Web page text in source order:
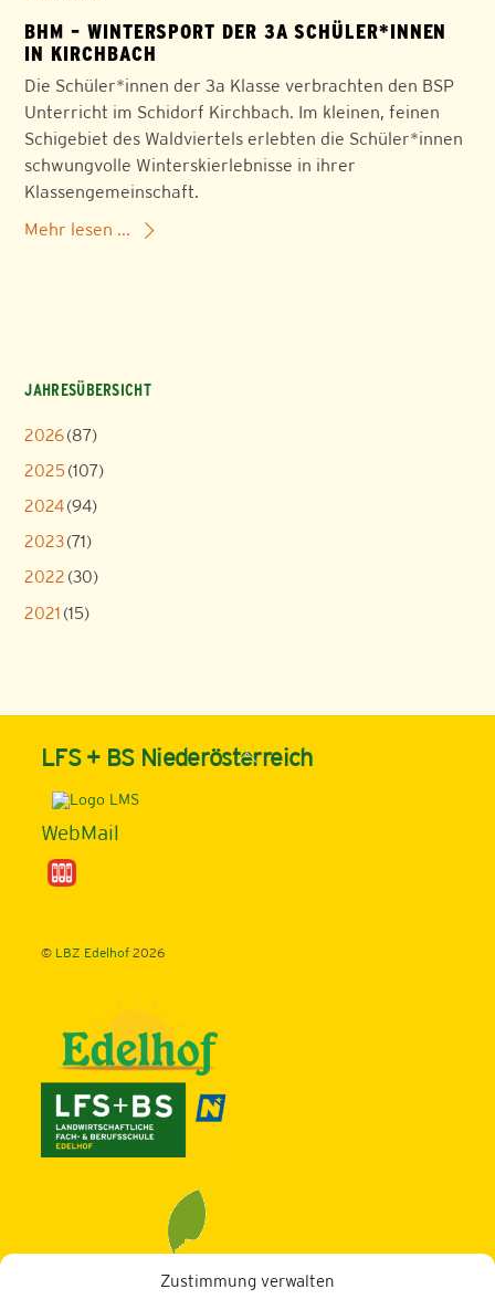
Zustimmung verwalten
BHM – WINTERSPORT DER 3A SCHÜLER*INNEN
IN KIRCHBACH
Die Schüler*innen der 3a Klasse verbrachten den BSP
Unterricht im Schidorf Kirchbach. Im kleinen, feinen
Schigebiet des Waldviertels erlebten die Schüler*innen
schwungvolle Winterskierlebnisse in ihrer
Klassengemeinschaft.
Mehr lesen ...
JAHRESÜBERSICHT
2026(87)
2025 (107)
2024(94)
2023(71)
2022 (30)
2021 (15)
Back
To
LFS + BS Niederösterreich
WebMail
© LBZ Edelhof2026